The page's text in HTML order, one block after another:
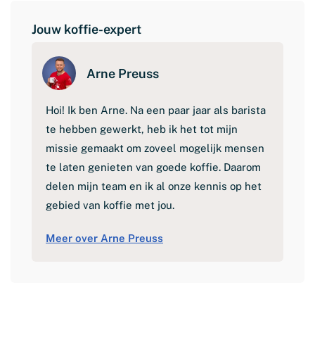
Jouw koffie-expert
Arne Preuss
Hoi! Ik ben Arne. Na een paar jaar als barista
te hebben gewerkt, heb ik het tot mijn
missie gemaakt om zoveel mogelijk mensen
te laten genieten van goede koffie. Daarom
delen mijn team en ik al onze kennis op het
gebied van koffie met jou.
Meer over Arne Preuss